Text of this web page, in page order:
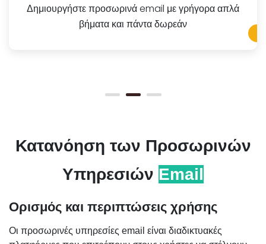
Δημιουργήστε προσωρινά email με γρήγορα απλά
βήματα και πάντα δωρεάν
Κατανόηση των Προσωρινών
Υπηρεσιών Email
Ορισμός και περιπτώσεις χρήσης
Οι προσωρινές υπηρεσίες email είναι διαδικτυακές